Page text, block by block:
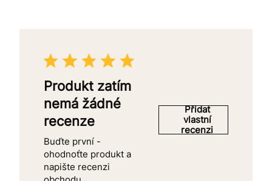
Produkt zatím
nemá žádné
recenze
Buďte první -
ohodnoťte produkt a
napište recenzi
Přidat
vlastní
recenzi